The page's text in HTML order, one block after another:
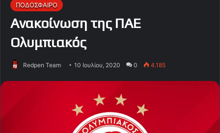
ΠΟΔΟΣΦΑΙΡΟ
Ανακοίνωση της ΠΑΕ
Ολυμπιακός
Redpen Team 10 Ιουλίου, 2020 0 4.185